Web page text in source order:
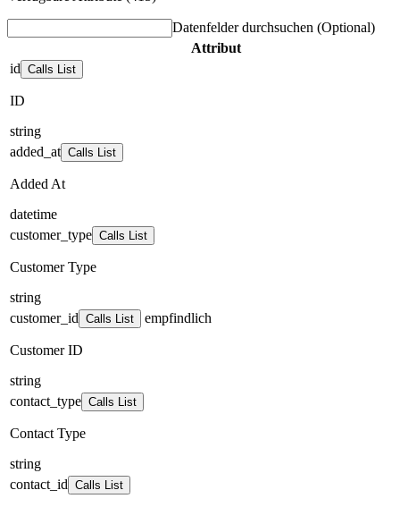
Datenfelder durchsuchen (Optional)
Attribut
id Calls List
ID
string
added_at Calls List
Added At
datetime
customer_type Calls List
Customer Type
string
customer_id Calls List empfindlich
Customer ID
string
contact_type Calls List
Contact Type
string
contact_id Calls List